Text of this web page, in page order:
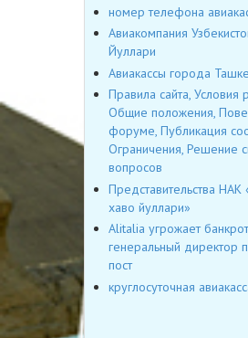
номер телефона
Авиакомпания
Йуллари
Авиакассы города
Правила сайта, Условия
Общие положения,
форуме, Публикация
Ограничения, Решение
вопросов
Представительства НАК
хаво йуллари»
Alitalia угрожает
генеральный директор
пост
круглосуточная